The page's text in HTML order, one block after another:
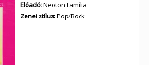
Előadó:Neoton Família
Zenei stílus:Pop/Rock